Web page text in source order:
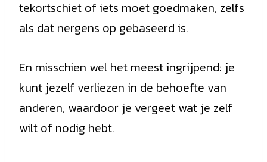
tekortschiet of iets moet goedmaken, zelfs
als dat nergens op gebaseerd is.
En misschien wel het meest ingrijpend: je
kunt jezelf verliezen in de behoefte van
anderen, waardoor je vergeet wat je zelf
wilt of nodig hebt.